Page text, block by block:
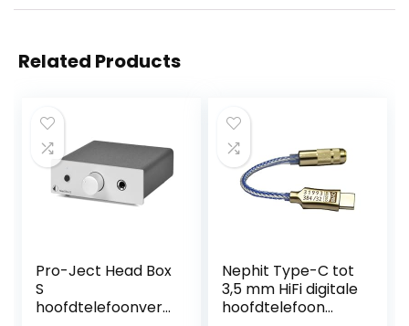
Related Products
Pro-Ject Head Box
S
hoofdtelefoonvers
Nephit Type-C tot
3,5 mm HiFi digitale
hoofdtelefoon